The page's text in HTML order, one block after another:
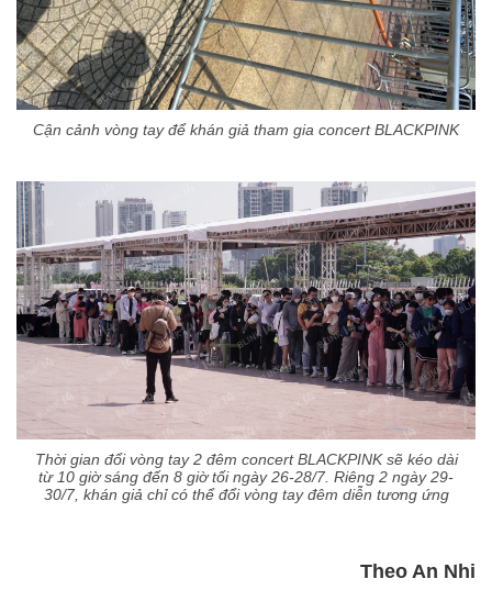
Cận cảnh vòng tay để khán giả tham gia concert BLACKPINK
Thời gian đổi vòng tay 2 đêm concert BLACKPINK sẽ kéo dài
từ 10 giờ sáng đến 8 giờ tối ngày 26-28/7. Riêng 2 ngày 29-
30/7, khán giả chỉ có thể đổi vòng tay đêm diễn tương ứng
Theo An Nhi